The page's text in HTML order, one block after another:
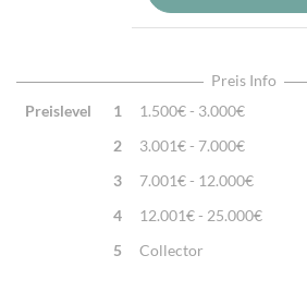
Traditionell handgewebt
Preis Info
Preislevel
1
1.500€ - 3.000€
2
3.001€ - 7.000€
3
7.001€ - 12.000€
4
12.001€ - 25.000€
5
Collector